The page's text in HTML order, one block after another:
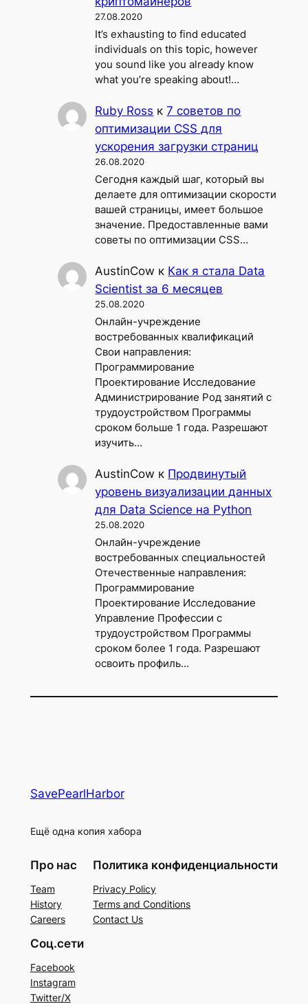
27.08.2020
It’s exhausting to find educated
individuals on this topic, however
you sound like you already know
what you’re speaking about!…
Ruby Ross к7 советов по
оптимизации CSS для
ускорения загрузки страниц
26.08.2020
Сегодня каждый шаг, который вы
делаете для оптимизации скорости
вашей страницы, имеет большое
значение. Предоставленные вами
советы по оптимизации CSS…
AustinCow к Как я стала Data
Scientist за 6 месяцев
25.08.2020
Онлайн-учреждение
востребованных квалификаций
Свои направления:
Программирование
Проектирование Исследование
Администрирование Род занятий с
трудоустройством Программы
сроком больше 1 года. Разрешают
изучить…
AustinCow к Продвинутый
уровень визуализации данных
для Data Science на Python
25.08.2020
Онлайн-учреждение
востребованных специальностей
Отечественные направления:
Программирование
Проектирование Исследование
Управление Профессии с
трудоустройством Программы
сроком более 1 года. Разрешают
освоить профиль…
SavePearlHarbor
Ещё одна копия хабора
Про нас
Team
History
Careers
Политика конфиденциальности
Privacy Policy
Terms and Conditions
Contact Us
Соц.сети
Facebook
Instagram
Twitter/X